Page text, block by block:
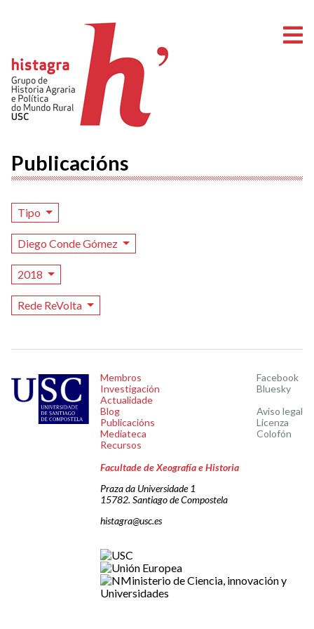
Publicacións
Tipo
Diego Conde Gómez
2018
Rede ReVolta
Membros
Investigación
Actualidade
Blog
Publicacións
Mediateca
Recursos
Facebook
Bluesky
Aviso legal
Licenza
Colofón
Facultade de Xeografía e Historia
Praza da Universidade 1
15782. Santiago de Compostela
histagra@usc.es